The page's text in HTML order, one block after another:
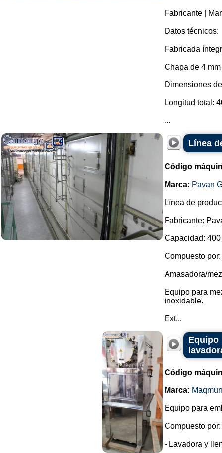
Fabricante |
Datos técnicos:
Fabricada
Chapa de 4
Dimensiones
Longitud total:
...
Línea
Código
Marca: Pavan
Línea de
Fabricante:
Capacidad:
Compuesto por:
Amasadora/
Equipo para
inoxidable.
Ext...
Equipo
Código
Marca:
Equipo para
Compuesto por:
- Lavadora y